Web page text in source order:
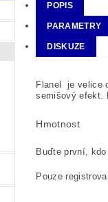
POPIS
PARAMETRY
DISKUZE
Flanel je velice
semišový efekt.
Hmotnost
Buďte první,
Pouze